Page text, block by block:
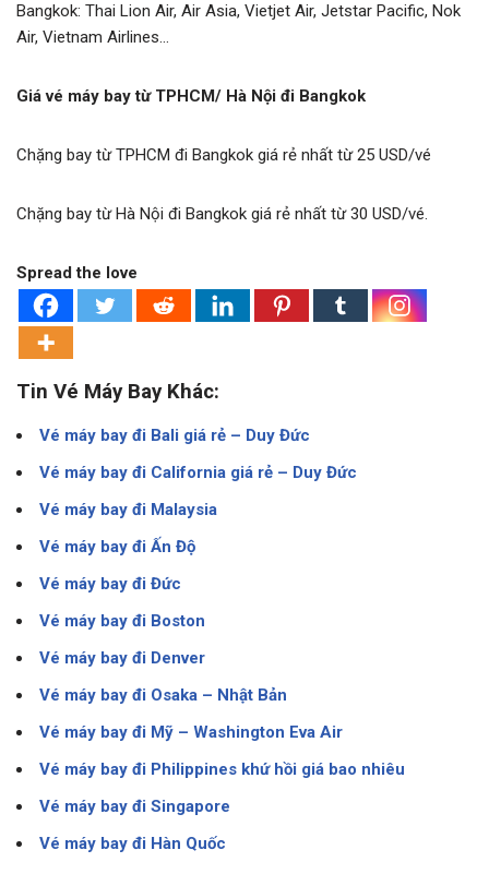
Bangkok: Thai Lion Air, Air Asia, Vietjet Air, Jetstar Pacific, Nok
Air, Vietnam Airlines…
Giá vé máy bay từ TPHCM/ Hà Nội đi Bangkok
Chặng bay từ TPHCM đi Bangkok giá rẻ nhất từ 25 USD/vé
Chặng bay từ Hà Nội đi Bangkok giá rẻ nhất từ 30 USD/vé.
Spread the love
Tin Vé Máy Bay Khác:
Vé máy bay đi Bali giá rẻ – Duy Đức
Vé máy bay đi California giá rẻ – Duy Đức
Vé máy bay đi Malaysia
Vé máy bay đi Ấn Độ
Vé máy bay đi Đức
Vé máy bay đi Boston
Vé máy bay đi Denver
Vé máy bay đi Osaka – Nhật Bản
Vé máy bay đi Mỹ – Washington Eva Air
Vé máy bay đi Philippines khứ hồi giá bao nhiêu
Vé máy bay đi Singapore
Vé máy bay đi Hàn Quốc